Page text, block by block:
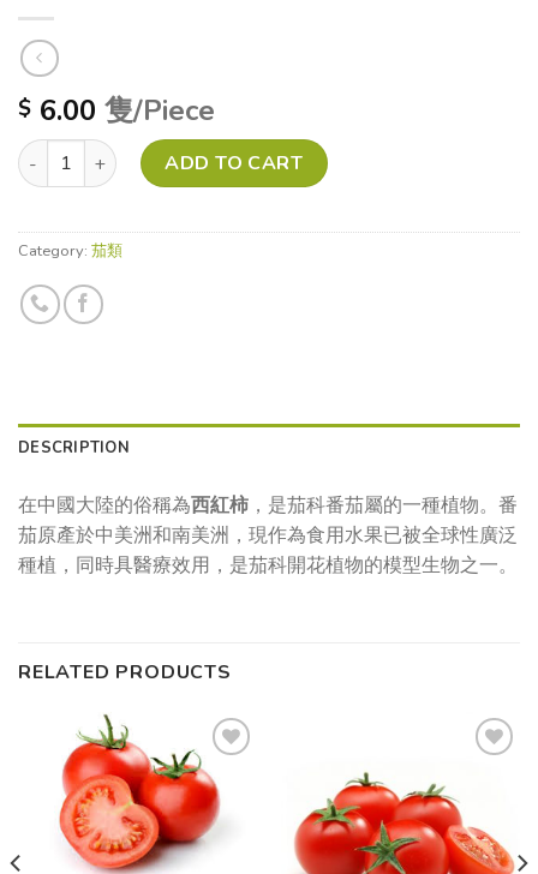
$ 6.00 隻/Piece
蕃茄 quantity ADD TO CART
Category: 茄類
DESCRIPTION
在中國大陸的俗稱為西紅柿 ，是茄科番茄屬的一種植物。番
茄原產於中美洲和南美洲，現作為食用水果已被全球性廣泛
種植，同時具醫療效用，是茄科開花植物的模型生物之一。
RELATED PRODUCTS
Add to
wishlist